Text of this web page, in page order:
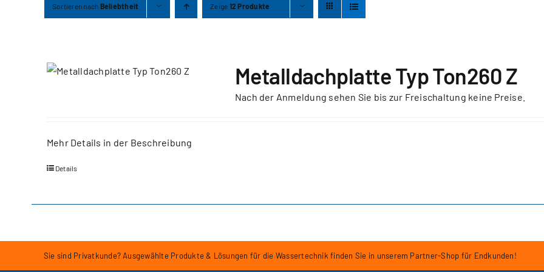
Sortieren nach Beliebtheit Zeige 12 Produkte
Metalldachplatte Typ Ton260 Z
Nach der Anmeldung sehen Sie bis zur Freischaltung keine Preise.
Mehr Details in der Beschreibung
Details
Sie sind Privatkunde? Ausgewählte Produkte & Lösungen für die Wassertechnik finden Sie in unserem Partner-Shop für Endkunden!